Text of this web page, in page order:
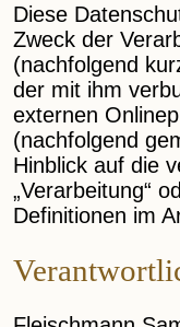
Diese
Zweck der
(nachfolgend
der mit ihm
externen
(nachfolgend
Hinblick auf die
„Verarbeitung“
Definitionen im